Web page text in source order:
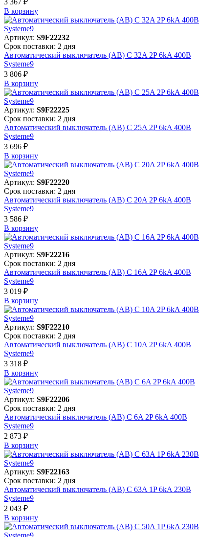
В корзинy
Артикул: S9F22232
Срок поставки: 2 дня
Автоматический выключатель (АВ) C 32A 2P 6kA 400В
Systeme9
3 806 ₽
В корзинy
Артикул: S9F22225
Срок поставки: 2 дня
Автоматический выключатель (АВ) C 25A 2P 6kA 400В
Systeme9
3 696 ₽
В корзинy
Артикул: S9F22220
Срок поставки: 2 дня
Автоматический выключатель (АВ) C 20A 2P 6kA 400В
Systeme9
3 586 ₽
В корзинy
Артикул: S9F22216
Срок поставки: 2 дня
Автоматический выключатель (АВ) C 16A 2P 6kA 400В
Systeme9
3 019 ₽
В корзинy
Артикул: S9F22210
Срок поставки: 2 дня
Автоматический выключатель (АВ) C 10A 2P 6kA 400В
Systeme9
3 318 ₽
В корзинy
Артикул: S9F22206
Срок поставки: 2 дня
Автоматический выключатель (АВ) C 6A 2P 6kA 400В
Systeme9
2 873 ₽
В корзинy
Артикул: S9F22163
Срок поставки: 2 дня
Автоматический выключатель (АВ) C 63A 1P 6kA 230В
Systeme9
2 043 ₽
В корзинy